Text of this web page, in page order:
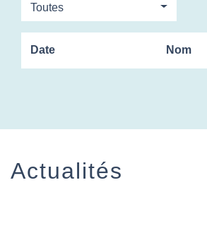
Toutes
Date Nom
Actualités